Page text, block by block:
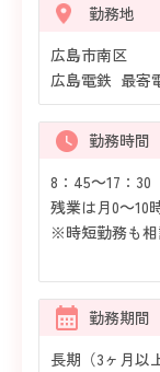
勤務地
広島市南区
広島電鉄 最寄
勤務時間
8：45～17：30
残業は月0～10
※時短勤務も
勤務期間
長期（3ヶ月以